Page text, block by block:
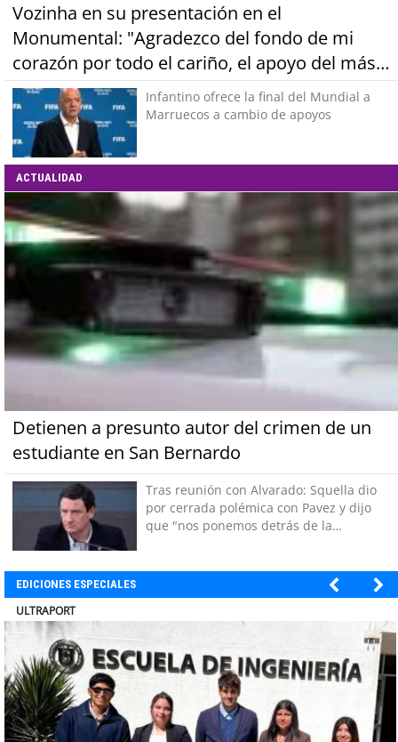
Vozinha en su presentación en el
Monumental: "Agradezco del fondo de mi
corazón por todo el cariño, el apoyo del más
grande de Chile"Infantino ofrece la final del Mundial a
Marruecos a cambio de apoyos
ACTUALIDAD
Detienen a presunto autor del crimen de un
estudiante en San Bernardo
Tras reunión con Alvarado: Squella dio
por cerrada polémica con Pavez y dijo
que "nos ponemos detrás de la
EDICIONES ESPECIALES
BANCO DE CHILE